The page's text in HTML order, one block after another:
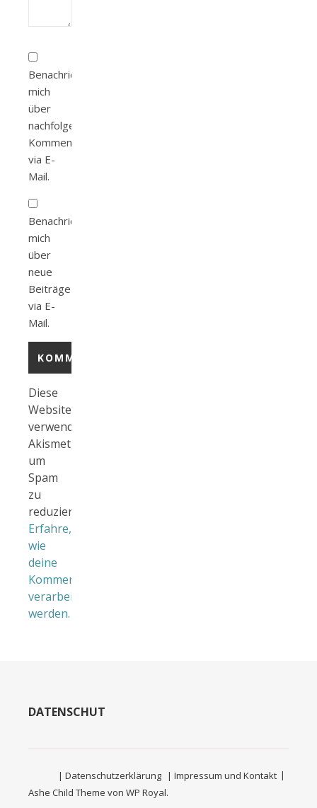
Benachrichtige
mich
über
nachfolgende
Kommentare
via E-
Mail.
Benachrichtige
mich
über
neue
Beiträge
via E-
Mail.
Diese
Website
verwendet
Akismet,
um
Spam
zu
reduzieren.
Erfahre,
wie
deine
Kommentardaten
verarbeitet
werden.
DATENSCHUTZ
| Datenschutzerklärung | Impressum und Kontakt
Ashe Child Theme von WP Royal.